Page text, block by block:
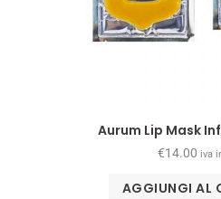
Aurum Lip Mask
€14.00 iva
AGGIUNGI AL